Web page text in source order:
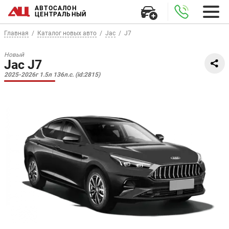
АВТОСАЛОН
ЦЕНТРАЛЬНЫЙ
Главная Каталог новых авто Jac J7
Новый
Jac J7
2025-2026г 1.5л 136л.с. (id:2815)